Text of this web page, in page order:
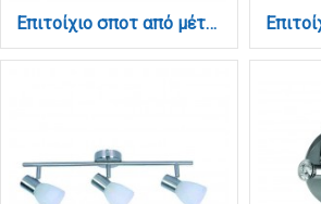
Επιτοίχιο σποτ από μέταλλο σε νίκελ ματ απόχρωση 2XGU10 D:40cm (9076-2Φ-Νίκελ Ματ)